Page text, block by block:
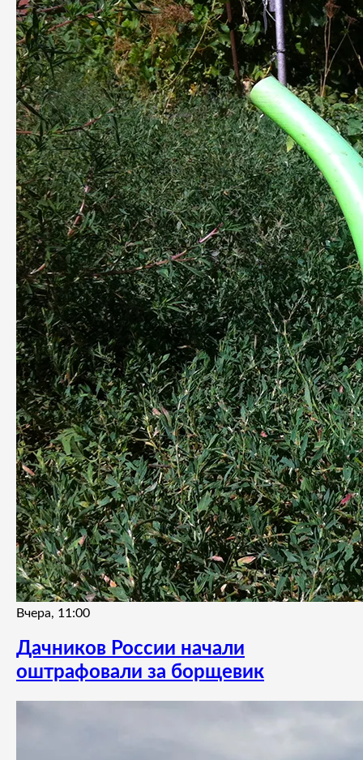
Вчера, 11:00
Дачников России начали
оштрафовали за борщевик